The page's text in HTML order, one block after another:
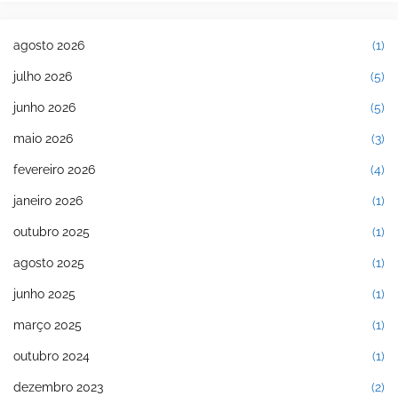
agosto 2026 (1)
julho 2026 (5)
junho 2026 (5)
maio 2026 (3)
fevereiro 2026 (4)
janeiro 2026 (1)
outubro 2025 (1)
agosto 2025 (1)
junho 2025 (1)
março 2025 (1)
outubro 2024 (1)
dezembro 2023 (2)